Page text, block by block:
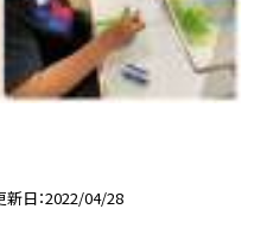
新日 2022/04/28